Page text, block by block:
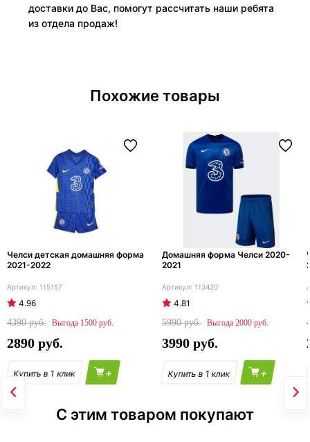
доставки до Вас, помогут рассчитать наши ребята
из отдела продаж!
Похожие товары
Челси детская домашняя форма
2021-2022
115157
4.96
4390
1500
2890
+
Домашняя форма Челси 2020-
2021
113420
4.81
5990
2000
3990
+
С этим товаром покупают